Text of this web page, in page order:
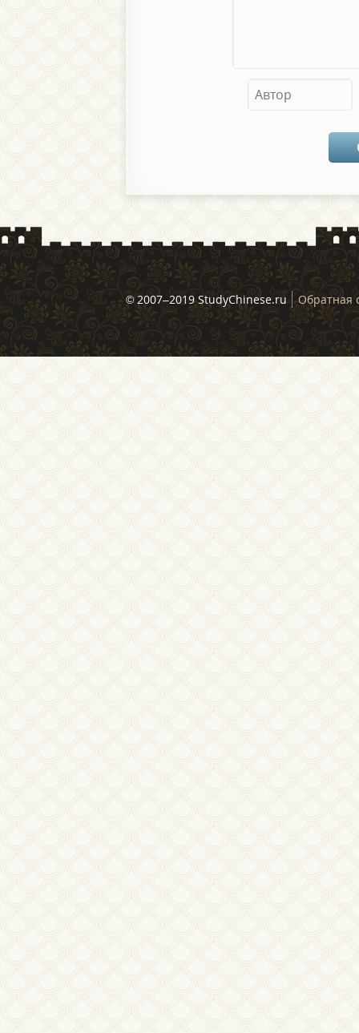
© 2007–2019 StudyChinese.ru Обратная